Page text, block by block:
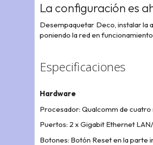
La configuración es
Desempaquetar Deco, instalar la
poniendo la red en
Especificaciones
Hardware
Procesador: Qualcomm de cuatro
Puertos: 2 x Gigabit Ethernet
Botones: Botón Reset en la parte